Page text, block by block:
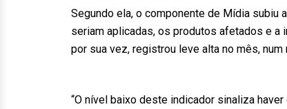
Segundo ela, o componente de Mídia
seriam aplicadas, os produtos afetados e a
por sua vez, registrou leve alta no mês,
“O nível baixo deste indicador sinaliza